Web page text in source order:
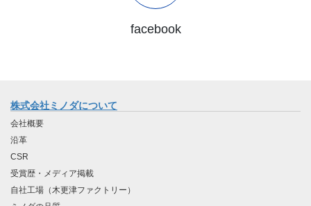
facebook
株式会社ミノダについて
会社概要
沿革
CSR
受賞歴・メディア掲載
自社工場（木更津ファクトリー）